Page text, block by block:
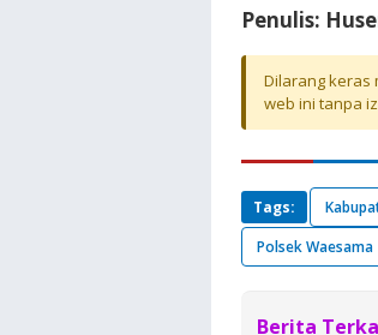
Penulis:
Dilarang keras
web ini tanpa
Tags:
Polsek Waesama
Berita